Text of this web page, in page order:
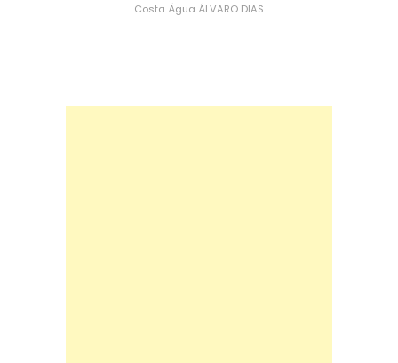
Costa Água ÁLVARO DIAS